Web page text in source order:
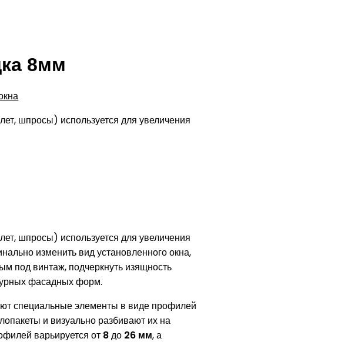
8мм
шпросы) используется для увеличения
шпросы) используется для увеличения
изменить вид установленного окна,
под винтаж, подчеркнуть изящность
фасадных форм.
специальные элементы в виде профилей
и визуально разбивают их на
варьируется от 8до 26 мм, а